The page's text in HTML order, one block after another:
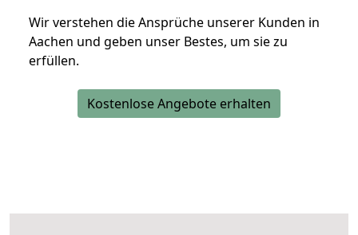
Wir verstehen die Ansprüche unserer Kunden in
Aachen und geben unser Bestes, um sie zu
erfüllen.
Kostenlose Angebote erhalten